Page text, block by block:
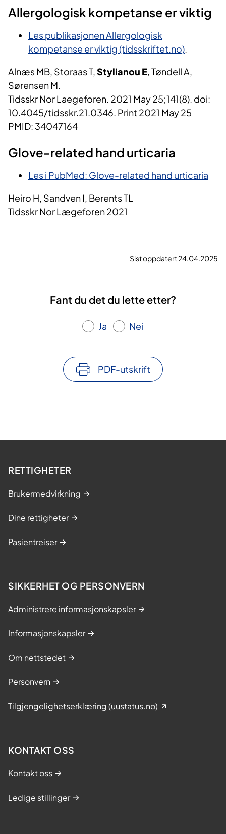
Allergologisk kompetanse er viktig
Les publikasjonen Allergologisk
kompetanse er viktig (tidsskriftet.no).
Alnæs MB, Storaas T,Stylianou E, Tøndell A,
Sørensen M.
Tidsskr Nor Laegeforen. 2021 May 25;141(8). doi:
10.4045/tidsskr.21.0346. Print 2021 May 25
PMID: 34047164
Glove-related hand urticaria
Les i PubMed: Glove-related hand urticaria
Heiro H, Sandven I, Berents TL
Tidsskr Nor Lægeforen 2021
Sist oppdatert 24.04.2025
Fant du det du lette etter?
Ja Nei
PDF-utskrift
RETTIGHETER
Brukermedvirkning
Dine rettigheter
Pasientreiser
SIKKERHET OG PERSONVERN
Administrere informasjonskapsler
Informasjonskapsler
Om nettstedet
Personvern
Tilgjengelighetserklæring (uustatus.no)
KONTAKT OSS
Kontakt oss
Ledige stillinger